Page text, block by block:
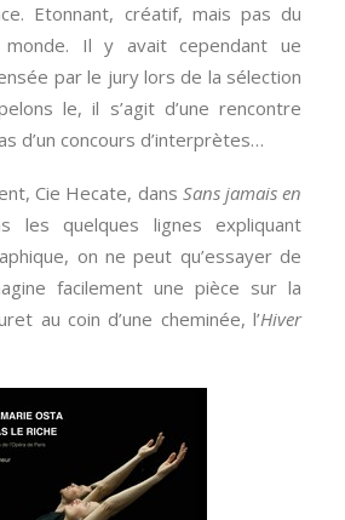
Etonnant, créatif, mais pas du
Il y avait cependant ue
par le jury lors de la sélection
le, il s’agit d’une rencontre
d’un concours d’interprètes…
Cie Hecate, dans Sans jamais en
les quelques lignes expliquant
on ne peut qu’essayer de
facilement une pièce sur la
au coin d’une cheminée, l’Hiver